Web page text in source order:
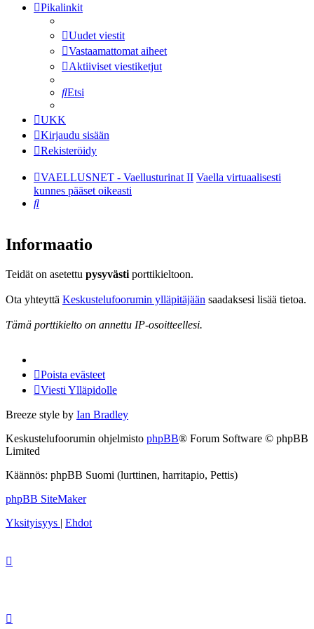
Pikalinkit
Uudet viestit
Vastaamattomat aiheet
Aktiiviset viestiketjut
Etsi
UKK
Kirjaudu sisään
Rekisteröidy
VAELLUSNET - Vaellusturinat II Vaella virtuaalisesti
kunnes pääset oikeasti
Etsi
Informaatio
Teidät on asetettu pysyvästi porttikieltoon.
Ota yhteyttä Keskustelufoorumin ylläpitäjään saadaksesi lisää tietoa.
Tämä porttikielto on annettu IP-osoitteellesi.
Poista evästeet
Viesti Ylläpidolle
Breeze style by Ian Bradley
Keskustelufoorumin ohjelmisto phpBB® Forum Software © phpBB
Limited
Käännös: phpBB Suomi (lurttinen, harritapio, Pettis)
phpBB SiteMaker
Yksityisyys | Ehdot